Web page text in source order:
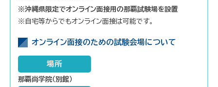
※沖縄県限定でオンライン面接用の那覇試験場を設置
※自宅等からでもオンライン面接は可能です。
オンライン面接のための試験会場について
場所
那覇尚学院（別館）